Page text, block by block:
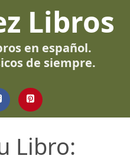
Libros
en español.
de siempre.
Libro: